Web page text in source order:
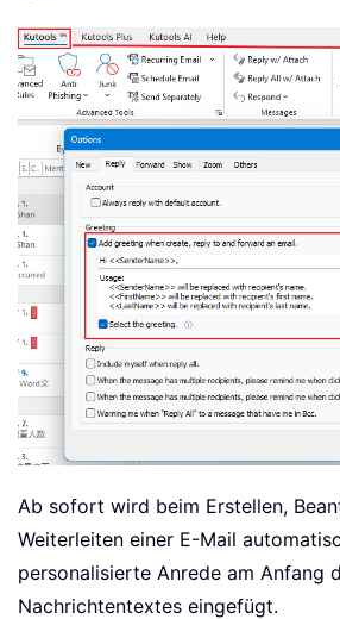
Ab sofort wird beim Erstellen,
Weiterleiten einer E-Mail
personalisierte Anrede am Anfang
Nachrichtentextes eingefügt.